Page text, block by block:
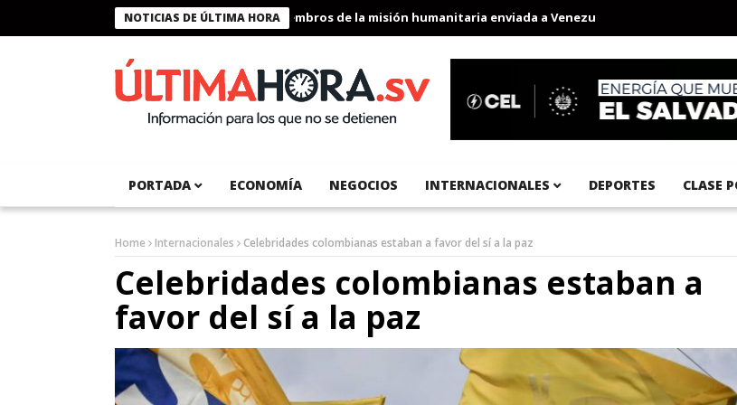
NOTICIAS DE ÚLTIMA HORA
Presidente Bukele condecora a miembros de la misión humanitaria enviada a Venezuela Aeropuerto
PORTADA ECONOMÍA NEGOCIOS INTERNACIONALES DEPORTES CLASE
Home Internacionales Celebridades colombianas estaban a favor del sí a la paz
Celebridades colombianas estaban a
favor del sí a la paz